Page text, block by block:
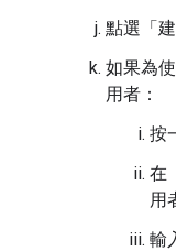
點選「建
如果為
用者：
按
在
用
輸